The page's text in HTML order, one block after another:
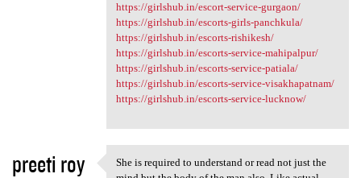
https://girlshub.in/escort-service-gurgaon/
https://girlshub.in/escorts-girls-panchkula/
https://girlshub.in/escorts-rishikesh/
https://girlshub.in/escorts-service-mahipalpur/
https://girlshub.in/escorts-service-patiala/
https://girlshub.in/escorts-service-visakhapatnam/
https://girlshub.in/escorts-service-lucknow/
preeti roy
She is required to understand or read not just the